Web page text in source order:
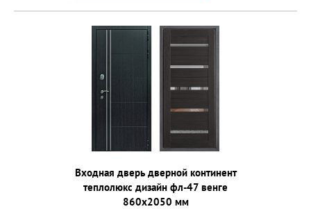
Входная дверь дверной континент
теплолюкс дизайн фл-47 венге
860х2050 мм